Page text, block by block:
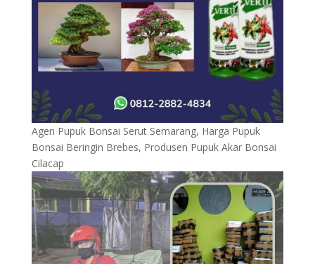
Agen Pupuk Bonsai Serut Semarang, Harga Pupuk
Bonsai Beringin Brebes, Produsen Pupuk Akar Bonsai
Cilacap